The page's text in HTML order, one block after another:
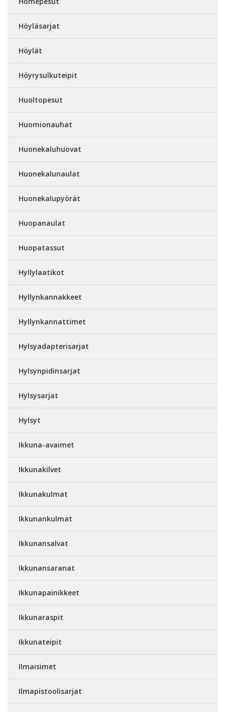
Höyläsarjat
Höylät
Höyrysulkuteipit
Huoltopesut
Huomionauhat
Huonekaluhuovat
Huonekalunaulat
Huonekalupyörät
Huopanaulat
Huopatassut
Hyllylaatikot
Hyllynkannakkeet
Hyllynkannattimet
Hylsyadapterisarjat
Hylsynpidinsarjat
Hylsysarjat
Hylsyt
Ikkuna-avaimet
Ikkunakilvet
Ikkunakulmat
Ikkunankulmat
Ikkunansalvat
Ikkunansaranat
Ikkunapainikkeet
Ikkunaraspit
Ikkunateipit
Ilmaisimet
Ilmapistoolisarjat